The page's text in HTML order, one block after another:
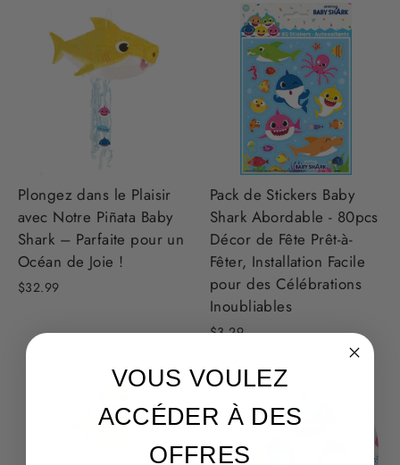
Plongez dans le Plaisir
avec Notre Piñata Baby
Shark – Parfaite pour un
Océan de Joie !
$32.99
Pack de Stickers Baby
Shark Abordable - 80pcs
Décor de Fête Prêt-à-
Fêter, Installation Facile
pour des Célébrations
Inoubliables
$3.29
VOUS VOULEZ
ACCÉDER À DES
OFFRES